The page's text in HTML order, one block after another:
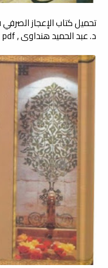
تحميل كتاب الإعجاز الصرفي
د. عبد الحميد هنداوي , pdf